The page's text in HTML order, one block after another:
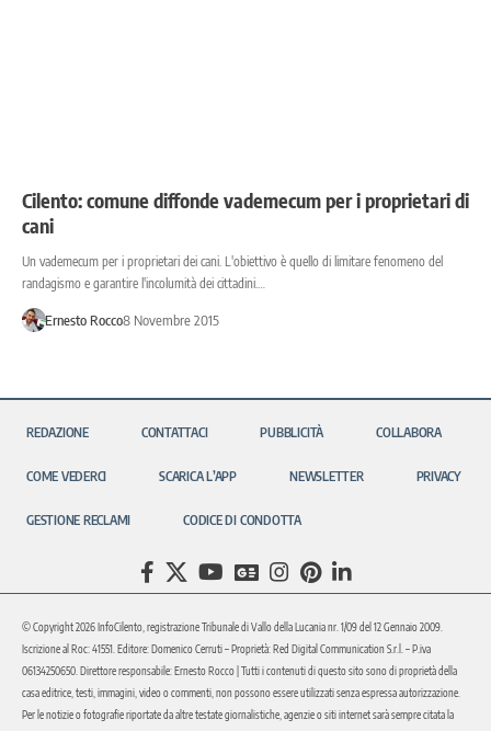
Cilento: comune diffonde vademecum per i proprietari di
cani
Un vademecum per i proprietari dei cani. L'obiettivo è quello di limitare fenomeno del
randagismo e garantire l'incolumità dei cittadini.…
Ernesto Rocco8 Novembre 2015
REDAZIONE CONTATTACI PUBBLICITÀ COLLABORA
COME VEDERCI SCARICA L’APP NEWSLETTER PRIVACY
GESTIONE RECLAMI CODICE DI CONDOTTA
© Copyright 2026 InfoCilento, registrazione Tribunale di Vallo della Lucania nr. 1/09 del 12 Gennaio 2009.
Iscrizione al Roc: 41551. Editore: Domenico Cerruti – Proprietà: Red Digital Communication S.r.l. – P.iva
06134250650. Direttore responsabile: Ernesto Rocco | Tutti i contenuti di questo sito sono di proprietà della
casa editrice, testi, immagini, video o commenti, non possono essere utilizzati senza espressa autorizzazione.
Per le notizie o fotografie riportate da altre testate giornalistiche, agenzie o siti internet sarà sempre citata la